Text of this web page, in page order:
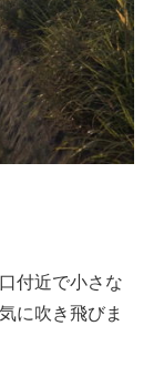
付近で小さな
に吹き飛びま